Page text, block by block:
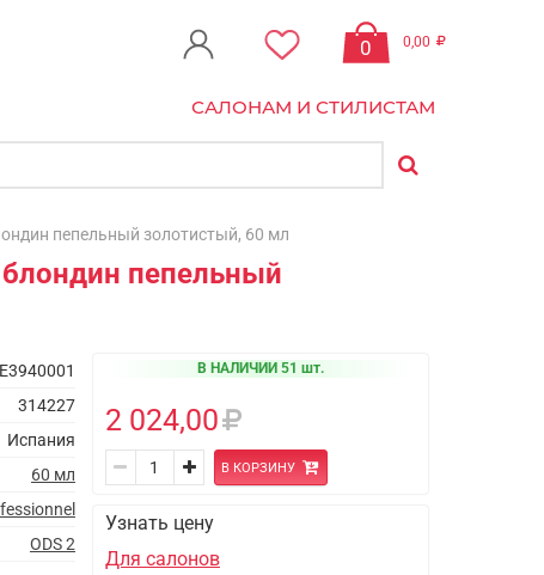
0 0,00
САЛОНАМ И СТИЛИСТАМ
пепельный золотистый, 60 мл
блондин пепельный
E3940001
314227
Испания
60 мл
ODS 2
В НАЛИЧИИ 51 шт.
2 024,00
В КОРЗИНУ
Узнать цену
Для салонов